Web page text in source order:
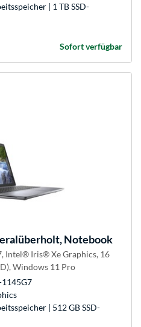
| 1 TB SSD-
Sofort verfügbar
Notebook
Intel® Iris® Xe Graphics, 16
Windows 11 Pro
| 512 GB SSD-